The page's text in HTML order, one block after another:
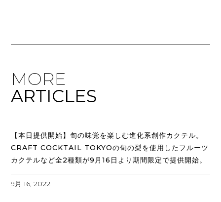
MORE
ARTICLES
【本日提供開始】旬の味覚を楽しむ進化系創作カクテル。
CRAFT COCKTAIL TOKYOの旬の梨を使用したフルーツ
カクテルなど全2種類が9月16日より期間限定で提供開始。
9月 16, 2022